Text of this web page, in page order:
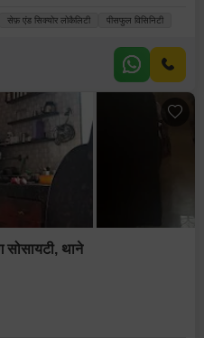
सेफ़ एंड सिक्योर लोकैलिटी पीसफुल विसिनिटी
थाने